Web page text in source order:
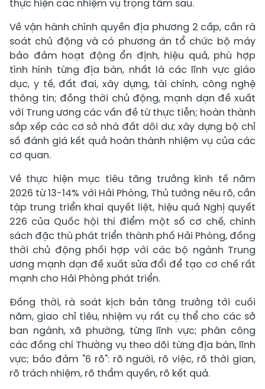
thực hiện các nhiệm vụ trọng tâm sau.
Về vận hành chính quyền địa phương 2 cấp, cần rà
soát chủ động và có phương án tổ chức bộ máy
bảo đảm hoạt động ổn định, hiệu quả, phù hợp
tình hình từng địa bàn, nhất là các lĩnh vực giáo
dục, y tế, đất đai, xây dựng, tài chính, công nghệ
thông tin; đồng thời chủ động, mạnh dạn đề xuất
với Trung ương các vấn đề từ thực tiễn; hoàn thành
sắp xếp các cơ sở nhà đất dôi dư; xây dựng bộ chỉ
số đánh giá kết quả hoàn thành nhiệm vụ của các
cơ quan.
Về thực hiện mục tiêu tăng trưởng kinh tế năm
2026 từ 13-14% với Hải Phòng, Thủ tướng nêu rõ, cần
tập trung triển khai quyết liệt, hiệu quả Nghị quyết
226 của Quốc hội thí điểm một số cơ chế, chính
sách đặc thù phát triển thành phố Hải Phòng, đồng
thời chủ động phối hợp với các bộ ngành Trung
ương mạnh dạn đề xuất sửa đổi để tạo cơ chế rất
mạnh cho Hải Phòng phát triển.
Đồng thời, rà soát kịch bản tăng trưởng tới cuối
năm, giao chỉ tiêu, nhiệm vụ rất cụ thể cho các sở
ban ngành, xã phường, từng lĩnh vực; phân công
các đồng chí Thường vụ theo dõi từng địa bàn, lĩnh
vực; bảo đảm "6 rõ": rõ người, rõ việc, rõ thời gian,
rõ trách nhiệm, rõ thẩm quyền, rõ kết quả.